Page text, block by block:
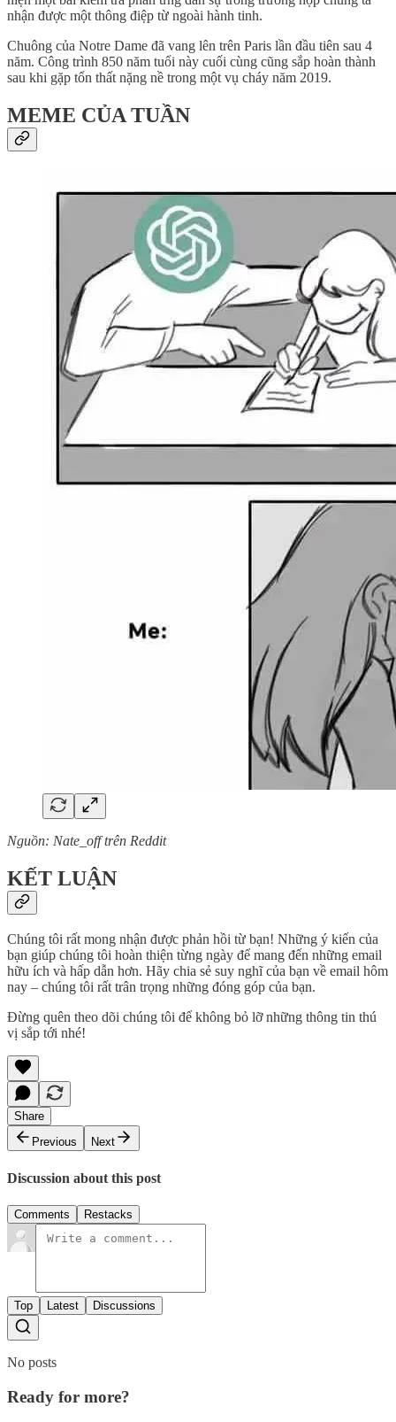
nhận được một thông điệp từ ngoài hành tinh.
Chuông của Notre Dame đã vang lên trên Paris lần đầu tiên sau 4
năm. Công trình 850 năm tuổi này cuối cùng cũng sắp hoàn thành
sau khi gặp tổn thất nặng nề trong một vụ cháy năm 2019.
MEME CỦA TUẦN
Nguồn: Nate_off trên Reddit
KẾT LUẬN
Chúng tôi rất mong nhận được phản hồi từ bạn! Những ý kiến của
bạn giúp chúng tôi hoàn thiện từng ngày để mang đến những email
hữu ích và hấp dẫn hơn. Hãy chia sẻ suy nghĩ của bạn về email hôm
nay – chúng tôi rất trân trọng những đóng góp của bạn.
Đừng quên theo dõi chúng tôi để không bỏ lỡ những thông tin thú
vị sắp tới nhé!
Share
Previous
Next
Discussion about this post
Comments Restacks
Top Latest Discussions
No posts
Ready for more?